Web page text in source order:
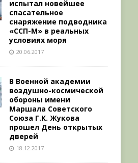
испытал новейшее
спасательное
снаряжение подводника
«ССП-М» в реальных
условиях моря
20.06.2017
В Военной академии
воздушно-космической
обороны имени
Маршала Советского
Союза Г.К. Жукова
прошел День открытых
дверей
18.12.2017